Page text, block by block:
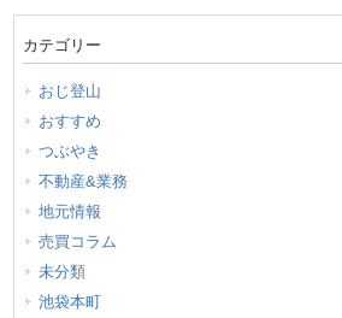
カテゴリー
おじ登山
おすすめ
つぶやき
不動産&業務
地元情報
売買コラム
未分類
池袋本町